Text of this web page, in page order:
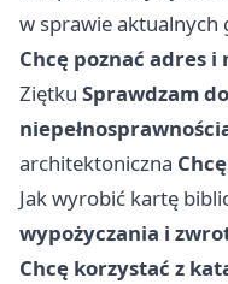
w sprawie aktualnych
Chcę poznać adres
Ziętku Sprawdzam
architektoniczna
Jak wyrobić kartę
wypożyczania i
Chcę korzystać z